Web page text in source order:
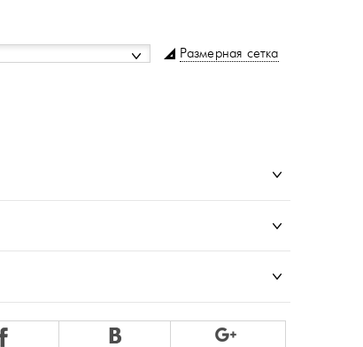
Размерная сетка